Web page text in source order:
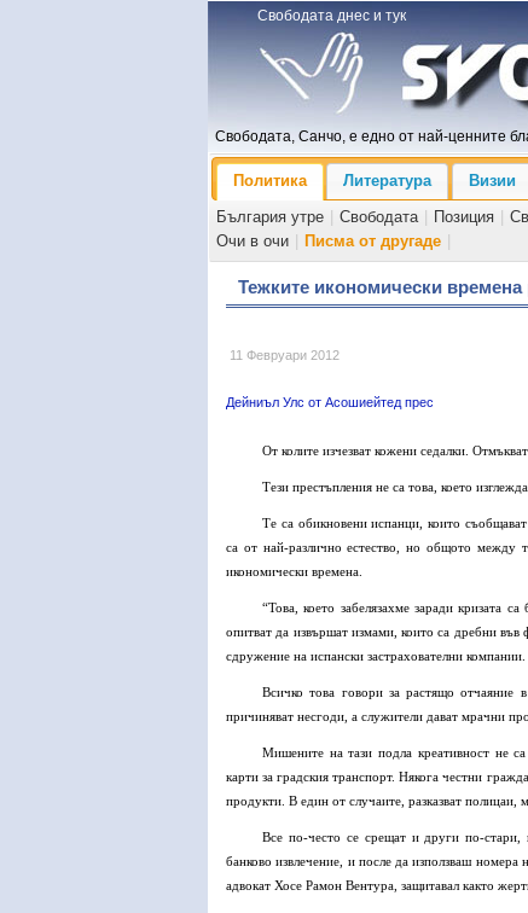
Свободата днес и тук
Свободата, Санчо, е едно от най-ценните
Политика Литература Визии
България утре
Свободата Позиция
Очи в очи
Писма от другаде
Тежките икономически времена
11 Февруари 2012
Дейниъл Улс от Асошиейтед прес
От колите изчезват кожени седалки.
Тези престъпления не са това, което
Те са обикновени испанци, които
са от най-различно естество, но общото между
икономически времена.
“Това, което забелязахме заради кризата
опитват да извършат измами, които са дребни във
сдружение на испански застрахователни компании.
Всичко това говори за растящо отчаяние
причиняват несгоди, а служители дават мрачни
Мишените на тази подла креативност не
карти за градския транспорт. Някога честни
продукти. В един от случаите, разказват
Все по-често се срещат и други по-стари,
банково извлечение, и после да използваш номера
адвокат Хосе Рамон Вентура, защитавал както